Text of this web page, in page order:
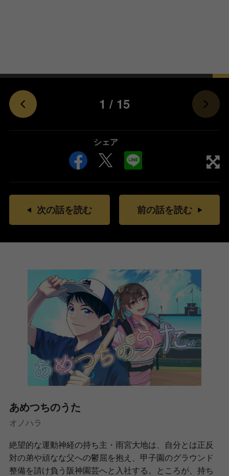
1 / 15
シェア
次の話を読む 前の話を読む
あめつちのうた
オノハラ
絶望的な運動神経の持ち主・雨宮大地は、自分とは正反
対の弟や頑なな父への鬱屈を抱え、甲子園のグラウンド
整備を請け負う阪神園芸へと入社する。ところが、持ち